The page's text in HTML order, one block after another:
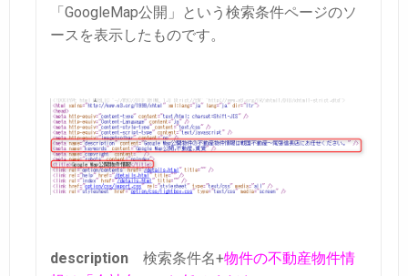
「GoogleMap公開」という検索条件ページのソ
ースを表示したものです。
description 検索条件名+物件の不動産物件情